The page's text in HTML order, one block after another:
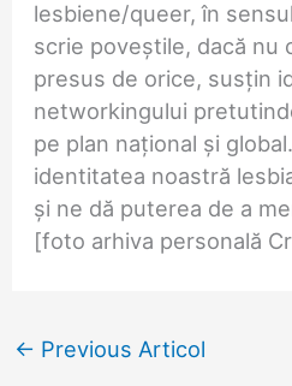
lesbiene/queer, în
scrie poveștile, dacă nu
presus de orice, susțin
networkingului
pe plan național și
identitatea noastră
și ne dă puterea de a
[foto arhiva personală
← Previous Articol